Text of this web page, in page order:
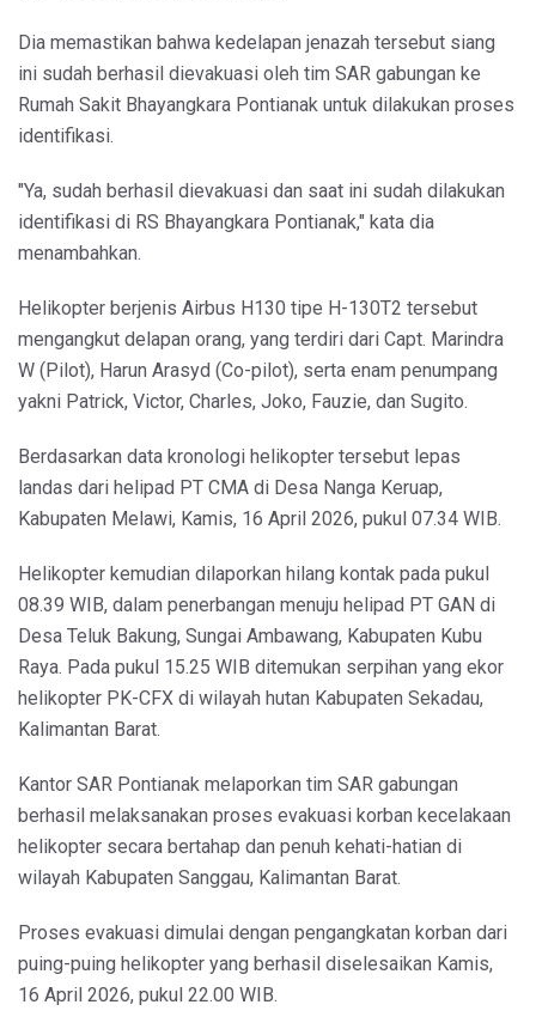
Dia memastikan bahwa kedelapan jenazah tersebut siang
ini sudah berhasil dievakuasi oleh tim SAR gabungan ke
Rumah Sakit Bhayangkara Pontianak untuk dilakukan proses
identifikasi.
"Ya, sudah berhasil dievakuasi dan saat ini sudah dilakukan
identifikasi di RS Bhayangkara Pontianak," kata dia
menambahkan.
Helikopter berjenis Airbus H130 tipe H-130T2 tersebut
mengangkut delapan orang, yang terdiri dari Capt. Marindra
W (Pilot), Harun Arasyd (Co-pilot), serta enam penumpang
yakni Patrick, Victor, Charles, Joko, Fauzie, dan Sugito.
Berdasarkan data kronologi helikopter tersebut lepas
landas dari helipad PT CMA di Desa Nanga Keruap,
Kabupaten Melawi, Kamis, 16 April 2026, pukul 07.34 WIB.
Helikopter kemudian dilaporkan hilang kontak pada pukul
08.39 WIB, dalam penerbangan menuju helipad PT GAN di
Desa Teluk Bakung, Sungai Ambawang, Kabupaten Kubu
Raya. Pada pukul 15.25 WIB ditemukan serpihan yang ekor
helikopter PK-CFX di wilayah hutan Kabupaten Sekadau,
Kalimantan Barat.
Kantor SAR Pontianak melaporkan tim SAR gabungan
berhasil melaksanakan proses evakuasi korban kecelakaan
helikopter secara bertahap dan penuh kehati-hatian di
wilayah Kabupaten Sanggau, Kalimantan Barat.
Proses evakuasi dimulai dengan pengangkatan korban dari
puing-puing helikopter yang berhasil diselesaikan Kamis,
16 April 2026, pukul 22.00 WIB.